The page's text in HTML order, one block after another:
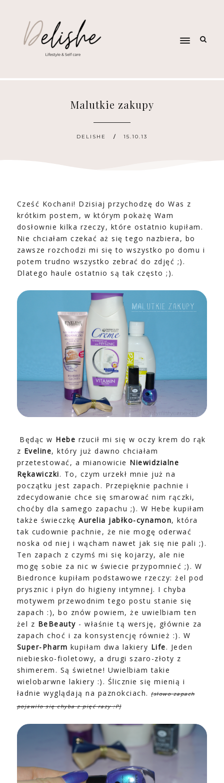
Malutkie zakupy
DELISHE 15.10.13
Cześć Kochani! Dzisiaj przychodzę do Was z
krótkim postem, w którym pokażę Wam
dosłownie kilka rzeczy, które ostatnio kupiłam.
Nie chciałam czekać aż się tego nazbiera, bo
zawsze rozchodzi mi się to wszystko po domu i
potem trudno wszystko zebrać do zdjęć ;).
Dlatego haule ostatnio są tak często ;).
Będąc w Hebe rzucił mi się w oczy krem do rąk
z Eveline, który już dawno chciałam
przetestować, a mianowicie Niewidzialne
Rękawiczki. To, czym urzekł mnie już na
początku jest zapach. Przepięknie pachnie i
zdecydowanie chce się smarować nim rączki,
choćby dla samego zapachu ;). W Hebe kupiłam
także świeczkęAurelia jabłko-cynamon, która
tak cudownie pachnie, że nie mogę oderwać
noska od niej i wącham nawet jak się nie pali ;).
Ten zapach z czymś mi się kojarzy, ale nie
mogę sobie za nic w świecie przypomnieć ;). W
Biedronce kupiłam podstawowe rzeczy: żel pod
prysznic i płyn do higieny intymnej. I chyba
motywem przewodnim tego postu stanie się
zapach :), bo znów powiem, że uwielbiam ten
żel z BeBeauty - właśnie tą wersję, głównie za
zapach choć i za konsystencję również :). W
Super-Pharm kupiłam dwa lakiery Life. Jeden
niebiesko-fioletowy, a drugi szaro-złoty z
shimerem. Są świetne! Uwielbiam takie
wielobarwne lakiery :). Ślicznie się mienią i
ładnie wyglądają na paznokciach.[słowo zapach
pojawiło się chyba z pięć razy :P]